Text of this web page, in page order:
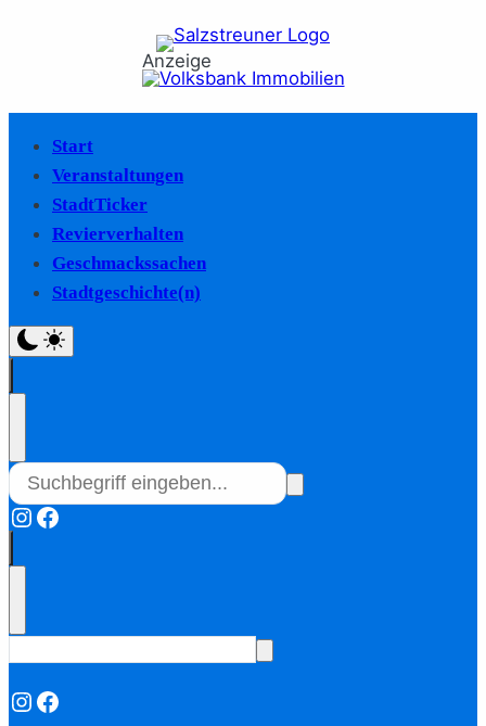
Anzeige
Start
Veranstaltungen
StadtTicker
Revierverhalten
Geschmackssachen
Stadtgeschichte(n)
Instagram
Facebook
Instagram
Facebook